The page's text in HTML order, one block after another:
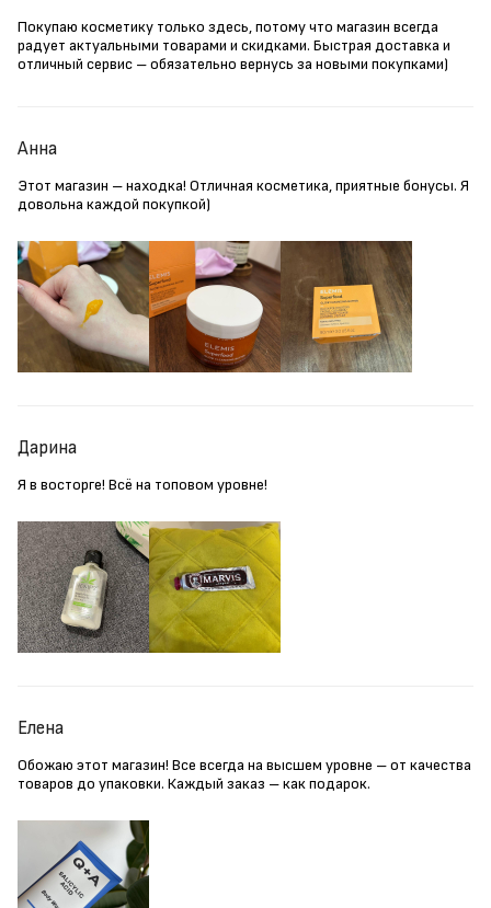
Покупаю косметику только здесь, потому что магазин всегда
радует актуальными товарами и скидками. Быстрая доставка и
отличный сервис – обязательно вернусь за новыми покупками)
Анна
Этот магазин – находка! Отличная косметика, приятные бонусы. Я
довольна каждой покупкой)
Дарина
Я в восторге! Всё на топовом уровне!
Елена
Обожаю этот магазин! Все всегда на высшем уровне – от качества
товаров до упаковки. Каждый заказ – как подарок.